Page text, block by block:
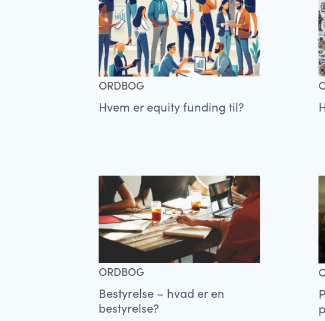
ORDBOG
Hvem er equity funding til?
ORDBOG
Bestyrelse – hvad er en
bestyrelse?